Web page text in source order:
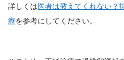
詳しくは医者は教えてくれない？
療を参考にしてください。